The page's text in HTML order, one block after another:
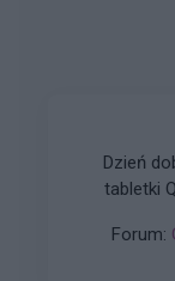
Dzień dobry, pół roku temu
tabletki Qlaira ,jednak
Zaczęłam
jestem 2
Forum: